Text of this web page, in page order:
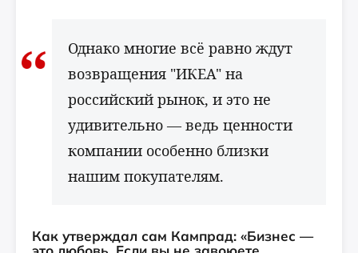
Однако многие всё равно ждут
возвращения "ИКЕА" на
российский рынок, и это не
удивительно — ведь ценности
компании особенно близки
нашим покупателям.
Как утверждал сам Кампрад: «Бизнес —